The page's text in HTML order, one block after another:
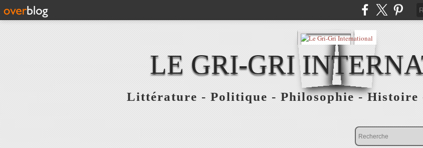
LE GRI-GRI
Littérature - Politique - Philosophie - Histoire